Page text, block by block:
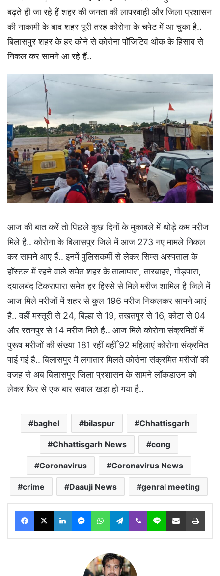
बढ़ते ही जा रहे हैं शहर की जनता की लापरवाही और जिला प्रशासन
की नाकामी के बाद शहर पूरी तरह कोरोना के चपेट में आ चुका है..
बिलासपुर शहर के हर कोने से कोरोना पॉजिटिव थोक के हिसाब से
निकल कर सामने आ रहे हैं..
आज की बात करें तो पिछले कुछ दिनों के मुकाबले में थोड़े कम मरीज
मिले है.. कोरोना के बिलासपुर जिले में आज 273 नए मामले निकल
कर सामने आए हैं.. इनमें पुलिसकर्मी से लेकर सिम्स अस्पताल के
हॉस्टल में रहने वाले समेत शहर के तालापारा, तारबाहर, गोड़पारा,
दयालबंद टिकरापारा समेत हर हिस्से से मिले मरीज शामिल है जिले में
आज मिले मरीजों में शहर से कुल 196 मरीज निकलकर सामने आएं
है.. वहीं मस्तूरी से 24, बिल्हा से 19, तखतपुर से 16, कोटा से 04
और रतनपुर से 14 मरीज मिले है.. आज मिले कोरोना संक्रमितों में
पुरूष मरीजों की संख्या 181 रहीं वहीँ 92 महिलाएं कोरोना संक्रमित
पाई गई है.. बिलासपुर में लगातार मिलते कोरोना संक्रमित मरीजों की
वजह से अब बिलासपुर जिला प्रशासन के सामने लॉकडाउन को
लेकर फिर से एक बार सवाल खड़ा हो गया है..
baghel bilaspur Chhattisgarh
Chhattisgarh News cong
Coronavirus Coronavirus News
crime Daauji News genral meeting
Facebook
X LinkedInMessengerWhatsAppTelegram
Viber Line Share via Email Print